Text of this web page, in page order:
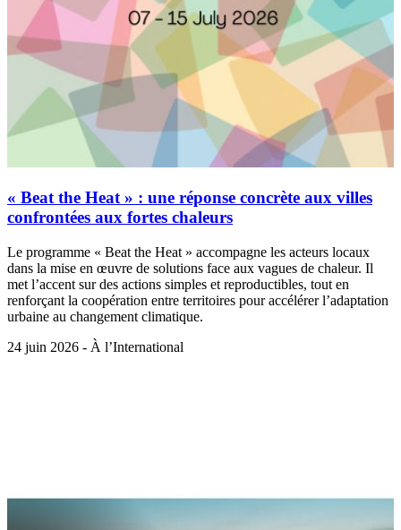
« Beat the Heat » : une réponse concrète aux villes
confrontées aux fortes chaleurs
Le programme « Beat the Heat » accompagne les acteurs locaux
dans la mise en œuvre de solutions face aux vagues de chaleur. Il
met l’accent sur des actions simples et reproductibles, tout en
renforçant la coopération entre territoires pour accélérer l’adaptation
urbaine au changement climatique.
24 juin 2026 - À l’International